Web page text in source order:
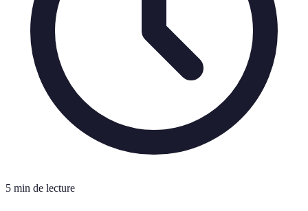
5 min de lecture